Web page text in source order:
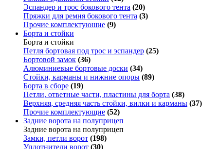
Эспандер и трос бокового тента (20)
Пряжки для ремня бокового тента (3)
Прочие комплектующие (9)
Борта и стойки
Борта и стойки
Петля бортовая под трос и эспандер (25)
Бортовой замок (36)
Алюминиевые бортовые доски (34)
Стойки, карманы и нижние опоры (89)
Борта в сборе (19)
Петли, ответные части, пластины для борта (38)
Верхняя, средняя часть стойки, вилки и карманы (37)
Прочие комплектующие (52)
Задние ворота на полуприцеп
Задние ворота на полуприцеп
Замки, петли ворот (198)
Уплотнители ворот (30)